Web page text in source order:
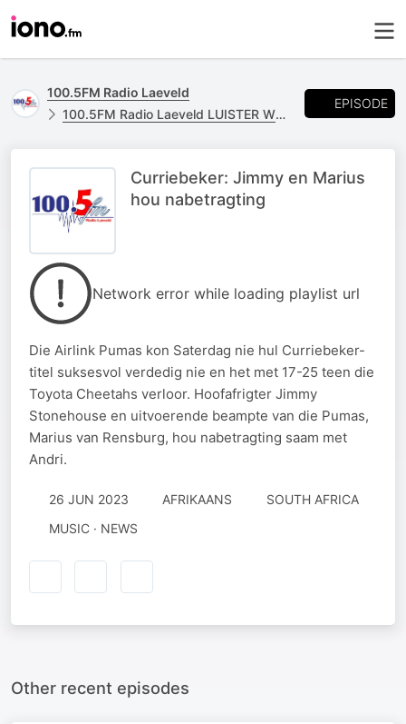
100.5FM Radio Laeveld
100.5FM Radio Laeveld LUISTER WEER
EPISODE
Curriebeker: Jimmy en Marius
hou nabetragting
Network error while loading playlist url
Die Airlink Pumas kon Saterdag nie hul Curriebeker-
titel suksesvol verdedig nie en het met 17-25 teen die
Toyota Cheetahs verloor. Hoofafrigter Jimmy
Stonehouse en uitvoerende beampte van die Pumas,
Marius van Rensburg, hou nabetragting saam met
Andri.
26 JUN 2023 AFRIKAANS
SOUTH AFRICA
MUSIC · NEWS
Other recent episodes